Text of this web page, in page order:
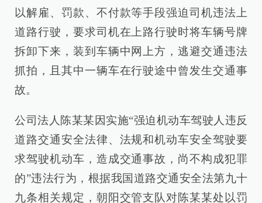
以解雇、罚款、不付款等手段强迫司机违法上
道路行驶，要求司机在上路行驶时将车辆号牌
拆卸下来，装到车辆中网上方，逃避交通违法
抓拍，且其中一辆车在行驶途中曾发生交通事
故。
公司法人陈某某因实施“强迫机动车驾驶人违反
道路交通安全法律、法规和机动车安全驾驶要
求驾驶机动车，造成交通事故，尚不构成犯罪
的”违法行为，根据我国道路交通安全法第九十
九条相关规定，朝阳交管支队对陈某某处以罚